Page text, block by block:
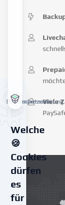
Viele
Datenschutzerklärung
Impressum
Welche
🍪
Cookies
dürfen
es
für